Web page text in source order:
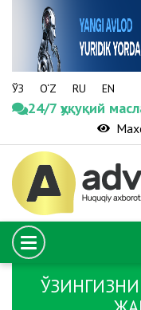
ЎЗ O‘Z RU EN
24/7 ҳуқуқий
ЎЗИНГИЗНИ